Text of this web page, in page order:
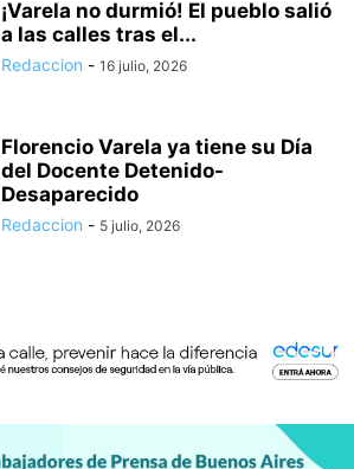
¡Varela no durmió! El pueblo salió
a las calles tras el...
Redaccion - 16 julio, 2026
Florencio Varela ya tiene su Día
del Docente Detenido-
Desaparecido
Redaccion - 5 julio, 2026